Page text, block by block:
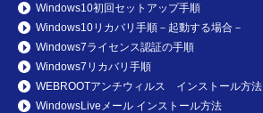
Windows10初回セットアップ手順
Windows10リカバリ手順－起動する場合－
Windows7ライセンス認証の手順
Windows7リカバリ手順
WEBROOTアンチウィルス インストール方法
WindowsLiveメール インストール方法